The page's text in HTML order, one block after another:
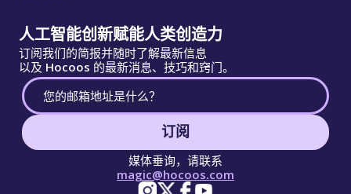
人工智能创新赋能人类创造力
订阅我们的简报并随时了解最新信息
以及 Hocoos 的最新消息、技巧和窍门。
订阅
媒体垂询，请联系
magic@hocoos.com